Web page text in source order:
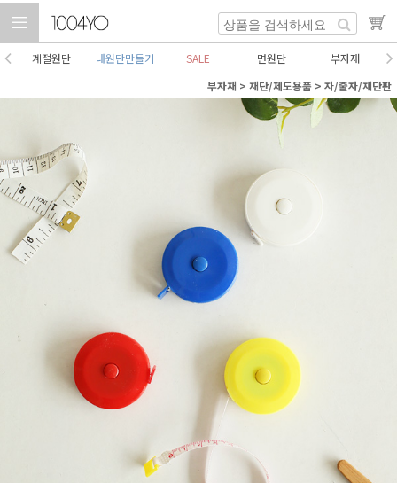
계절원단 내원단만들기 SALE 면원단
부자재
부자재 > 재단/제도용품 > 자/줄자/재단판